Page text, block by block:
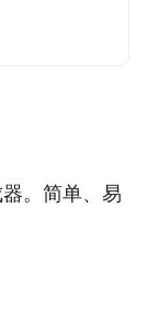
。简单、易